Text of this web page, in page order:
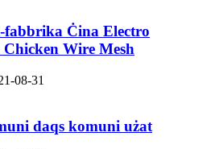
fabbrika Ċina Electro
Chicken Wire Mesh
08-31
daqs komuni użat